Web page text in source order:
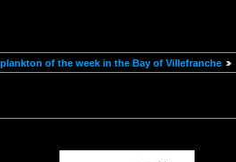
of the week in the Bay of Villefranche